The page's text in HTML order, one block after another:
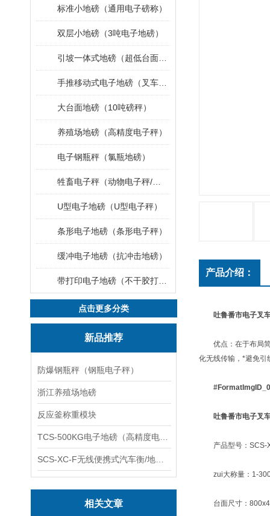
标准小地磅（通用电子磅称）
双层小地磅（3吨电子地磅）
大台面地磅（10吨磅秤）
养殖场地磅（高精度电子秤）
电子钢瓶秤（氯瓶地磅）
U型电子地磅（U型电子秤）
条形电子地磅（条形电子秤）
缓冲电子地磅（抗冲击地磅）
点击更多分类
新品推荐
防爆钢瓶秤（钢瓶电子秤）
浙江养殖场地磅
反应釜称重模块
相关文章
产品介绍：
吐鲁番市电子叉
优点：在于布局简
化无线传输，*避免引
吐鲁番市电子叉
产品型号：SCS-
zui大称量：1-
台面尺寸：